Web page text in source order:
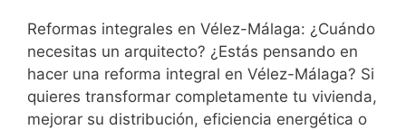
Reformas integrales en Vélez-Málaga: ¿Cuándo
necesitas un arquitecto? ¿Estás pensando en
hacer una reforma integral en Vélez-Málaga? Si
quieres transformar completamente tu vivienda,
mejorar su distribución, eficiencia energética o